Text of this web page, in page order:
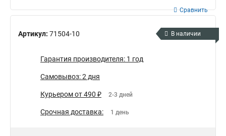
Артикул: 71504-10
Сравнить
В наличии
Гарантия производителя: 1 год
Самовывоз: 2 дня
Курьером от 490 ₽ 2-3 дней
Срочная доставка: 1 день